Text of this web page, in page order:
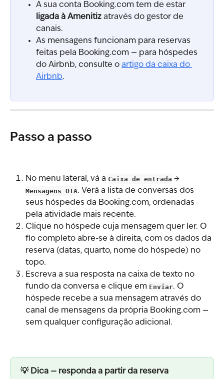
A sua conta Booking.com tem de estar
ligada à Amenitiz através do gestor de
canais.
As mensagens funcionam para reservas
feitas pela Booking.com — para hóspedes
do Airbnb, consulte o artigo da caixa do
Airbnb.
Passo a passo
No menu lateral, vá a Caixa de entrada →
Mensagens OTA. Verá a lista de conversas dos
seus hóspedes da Booking.com, ordenadas
pela atividade mais recente.
Clique no hóspede cuja mensagem quer ler. O
fio completo abre-se à direita, com os dados da
reserva (datas, quarto, nome do hóspede) no
topo.
Escreva a sua resposta na caixa de texto no
fundo da conversa e clique em Enviar. O
hóspede recebe a sua mensagem através do
canal de mensagens da própria Booking.com —
sem qualquer configuração adicional.
💡 Dica — responda a partir da reserva